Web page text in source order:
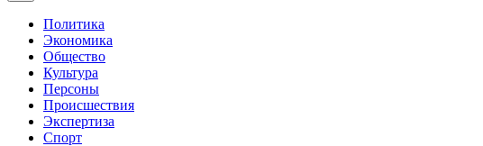
Политика
Экономика
Общество
Культура
Персоны
Происшествия
Экспертиза
Спорт